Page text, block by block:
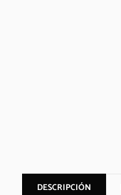
DESCRIPCIÓN